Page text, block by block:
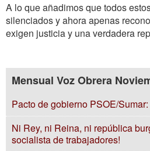
A lo que añadimos que todos
silenciados y ahora apenas
exigen justicia y una verdadera
Mensual Voz Obrera
Pacto de gobierno PSOE/
Ni Rey, ni Reina, ni república
socialista de trabajadores!